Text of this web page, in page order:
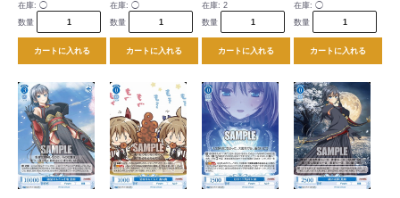
在庫: ◯
数量
カートに入れる
在庫: ◯
数量
カートに入れる
在庫: 2
数量
カートに入れる
在庫: ◯
数量
カートに入れる